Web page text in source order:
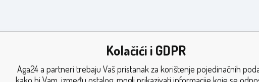
smjernice
Kolačići i GDPR
Aga24 a partneri trebaju Vaš pristanak za korištenje pojedinačnih